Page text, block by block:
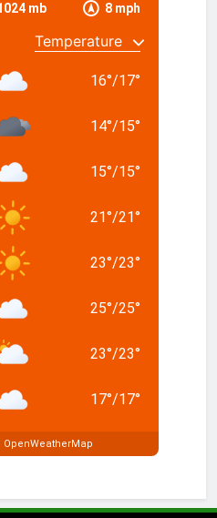
mb 8 mph
16°/17°
14°/15°
15°/15°
21°/21°
23°/23°
25°/25°
23°/23°
17°/17°